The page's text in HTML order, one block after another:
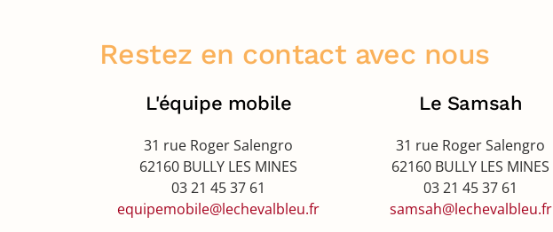
Restez en contact avec nous
L'équipe mobile
31 rue Roger Salengro
62160 BULLY LES MINES
03 21 45 37 61
equipemobile@lechevalbleu.fr
Le Samsah
31 rue Roger Salengro
62160 BULLY LES MINES
03 21 45 37 61
samsah@lechevalbleu.fr